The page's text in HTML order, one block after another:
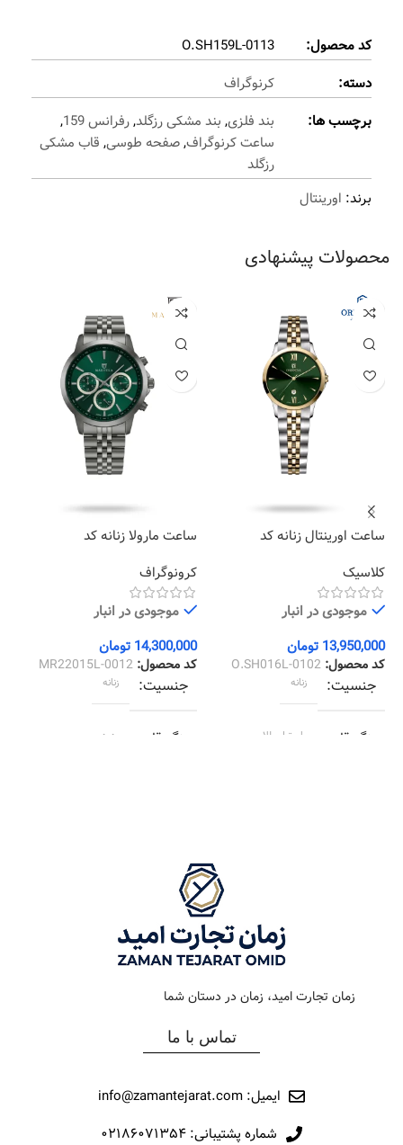
کد محصول:
O.SH159L-0113
دسته:
کرنوگراف
برچسب ها:
بند فلزی, بند مشکی رزگلد,رفرانس 159
,
ساعت کرنوگراف,صفحه طوسی, قاب مشکی
رزگلد
برند: اورینتال
محصولات پیشنهادی
ساعت اورینتال زنانه کد
کلاسیک
موجودی در انبار
13,950,000 تومان
کد محصول: O.SH016L-0102
جنسیت زنانه
رنگ قاب استیل طلایی
کلاسیک
رفرانس 016
ساعت مارولا زنانه کد
کرونوگراف
موجودی در انبار
14,300,000 تومان
کد محصول: MR22015L-0012
جنسیت زنانه
رنگ قاب دودی
جنس بند
نوع ساعت
رفرانس
برند
زمان تجارت امید، زمان در دستان شما
تماس با ما
ایمیل: info@zamantejarat.com
شماره پشتیبانی: ۰۲۱۸۶۰۷۱۳۵۴